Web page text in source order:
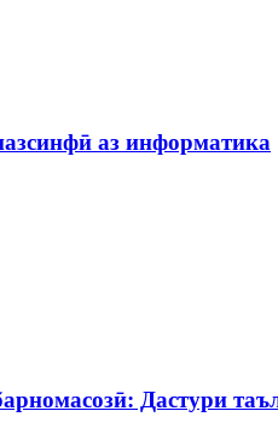
аз информатика
Дастури